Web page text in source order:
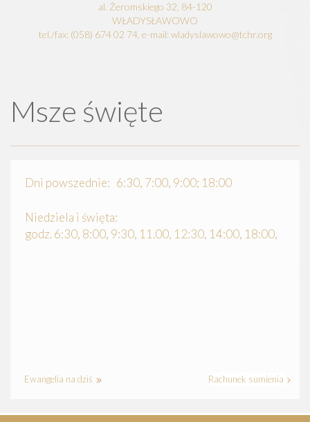
al. Żeromskiego 32, 84-120
WŁADYSŁAWOWO
tel./fax: (058) 674 02 74, e-mail: wladyslawowo@tchr.org
Msze święte
Dni powszednie: 6:30, 7:00, 9:00; 18:00
Niedziela i święta:
godz. 6:30, 8:00, 9:30, 11.00, 12:30, 14:00, 18:00,
Ewangelia na dziś Rachunek sumienia